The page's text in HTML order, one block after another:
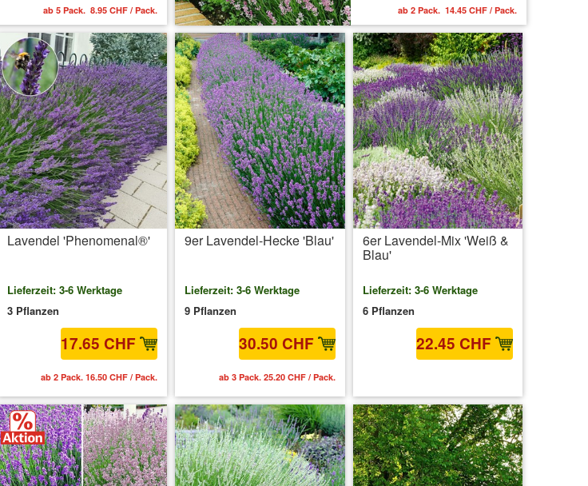
ab 5 Pack. 8.95 CHF / Pack. ab 2 Pack. 14.45 CHF / Pack.
Lavendel 'Phenomenal®'
Lieferzeit: 3-6 Werktage
3 Pflanzen
17.65 CHF
ab 2 Pack. 16.50 CHF / Pack.
9er Lavendel-Hecke 'Blau'
Lieferzeit: 3-6 Werktage
9 Pflanzen
30.50 CHF
ab 3 Pack. 25.20 CHF / Pack.
6er Lavendel-Mix 'Weiß &
Blau'
Lieferzeit: 3-6 Werktage
6 Pflanzen
22.45 CHF